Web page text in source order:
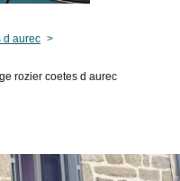
d aurec
rozier coetes d aurec